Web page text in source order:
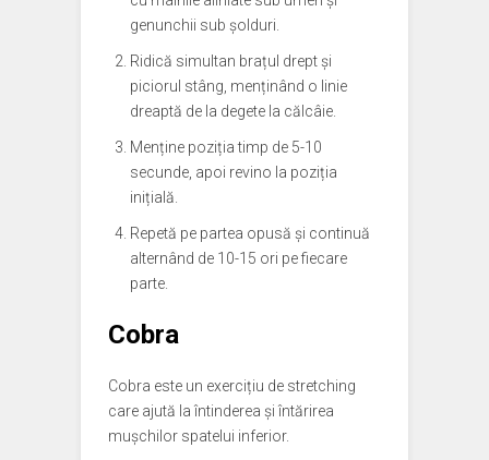
genunchii sub șolduri.
Ridică simultan brațul drept și
piciorul stâng, menținând o linie
dreaptă de la degete la călcâie.
Menține poziția timp de 5-10
secunde, apoi revino la poziția
inițială.
Repetă pe partea opusă și continuă
alternând de 10-15 ori pe fiecare
parte.
Cobra
Cobra este un exercițiu de stretching
care ajută la întinderea și întărirea
mușchilor spatelui inferior.